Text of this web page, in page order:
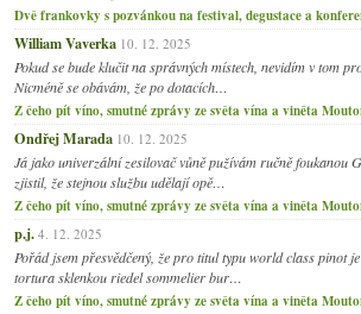
Dvě frankovky s pozvánkou na festival, degustace a
William Vaverka 10. 12. 2025
Pokud se bude klučit na správných místech, nevidím v tom
Nicméně se obávám, že po dotacích…
Z čeho pít víno, smutné zprávy ze světa vína a viněta
Ondřej Marada 10. 12. 2025
Já jako univerzální zesilovač vůně pužívám ručně foukanou
zjistil, že stejnou službu udělají opě…
Z čeho pít víno, smutné zprávy ze světa vína a viněta
p.j. 4. 12. 2025
Pořád jsem přesvědčený, že pro titul typu world class pinot
tortura sklenkou riedel sommelier bur…
Z čeho pít víno, smutné zprávy ze světa vína a viněta